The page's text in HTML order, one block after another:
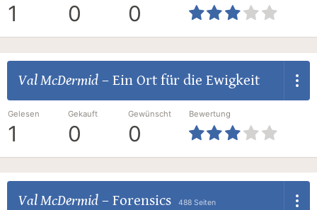
1 0 0
Val McDermid– Ein Ort für die Ewigkeit
Gelesen
1
Gekauft
0
Gewünscht
0
Bewertung
Val McDermid– Forensics 488 Seiten